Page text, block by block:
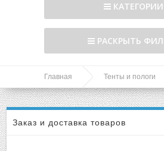
КАТЕГОРИИ
РАСКРЫТЬ
Главная Тенты и пологи
брезентовый ВО 360г/м2, 4х5м
Заказ и доставка товаров